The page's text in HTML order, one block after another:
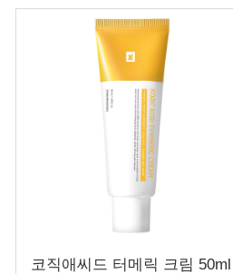
코직애씨드 터메릭 크림 50ml